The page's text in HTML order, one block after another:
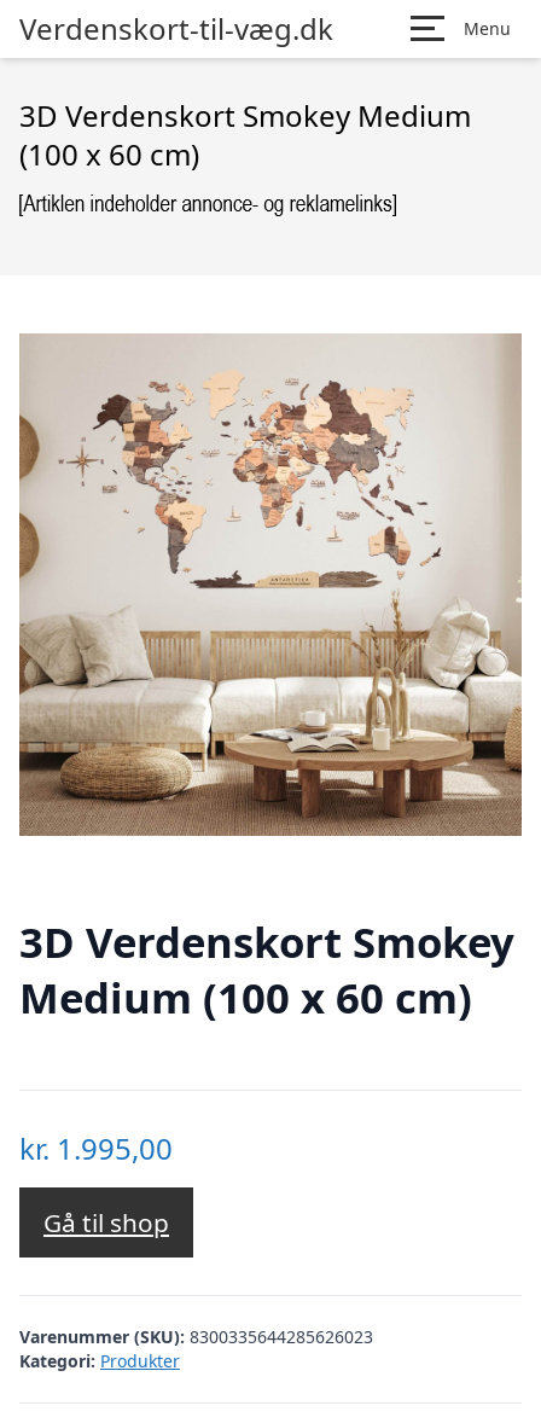
Verdenskort-til-væg.dk Menu
3D Verdenskort Smokey Medium
(100 x 60 cm)
3D Verdenskort Smokey
Medium (100 x 60 cm)
kr. 1.995,00
Gå til shop
Varenummer (SKU): 8300335644285626023
Kategori: Produkter